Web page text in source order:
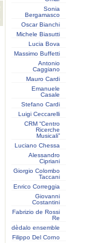
Sonia
Bergamasco
Oscar Bianchi
Michele Biasutti
Lucia Bova
Massimo Buffetti
Antonio
Caggiano
Mauro Cardi
Emanuele
Casale
Stefano Cardi
Luigi Ceccarelli
CRM “Centro
Ricerche
Musicali”
Luciano Chessa
Alessandro
Cipriani
Giorgio Colombo
Taccani
Enrico Correggia
Giovanni
Costantini
Fabrizio de Rossi
Re
dèdalo ensemble
Filippo Del Corno